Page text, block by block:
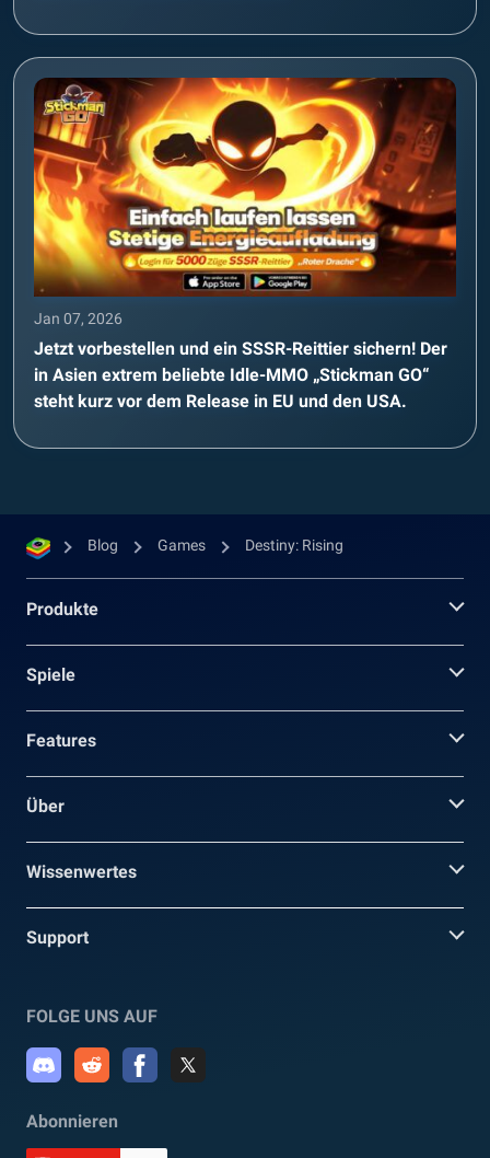
Jan 07, 2026
Jetzt vorbestellen und ein SSSR-Reittier sichern! Der
in Asien extrem beliebte Idle-MMO „Stickman GO“
steht kurz vor dem Release in EU und den USA.
Blog Games Destiny: Rising
Produkte
Spiele
Features
Über
Wissenwertes
Support
FOLGE UNS AUF
Abonnieren